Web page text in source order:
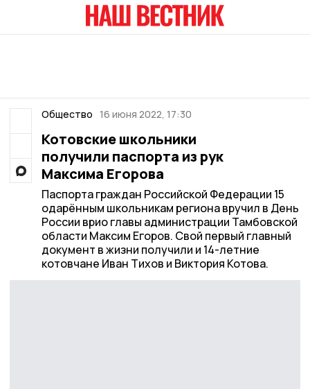
Общество 16 июня 2022, 17:30
Котовские школьники
получили паспорта из рук
Максима Егорова
Паспорта граждан Российской Федерации 15
одарённым школьникам региона вручил в День
России врио главы администрации Тамбовской
области Максим Егоров. Свой первый главный
документ в жизни получили и 14-летние
котовчане Иван Тихов и Виктория Котова.